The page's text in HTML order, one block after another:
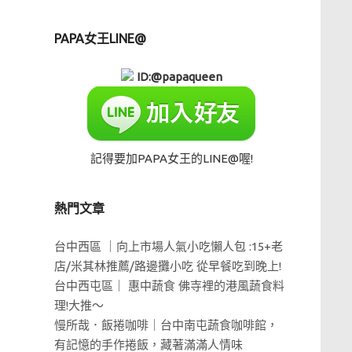
PAPA女王LINE@
ID:@papaqueen
記得要加PAPA女王的LINE@喔!
熱門文章
台中西區 ｜向上市場人氣小吃懶人包 :15+老
店/米其林推薦/路邊攤小吃 從早餐吃到晚上!
台中西屯區｜ 惠中蔬食 佛寺裡的港風蔬食料
理!大推～
慢所哉．飯捲咖啡｜台中南屯蔬食咖啡館，
有記憶的手作捲飯，藏著滿滿人情味